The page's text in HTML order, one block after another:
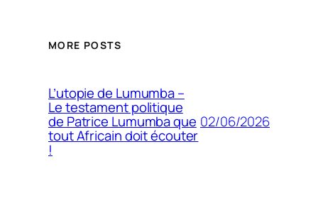
MORE POSTS
L’utopie de Lumumba –
Le testament politique
de Patrice Lumumba que
tout Africain doit écouter
!
02/06/2026